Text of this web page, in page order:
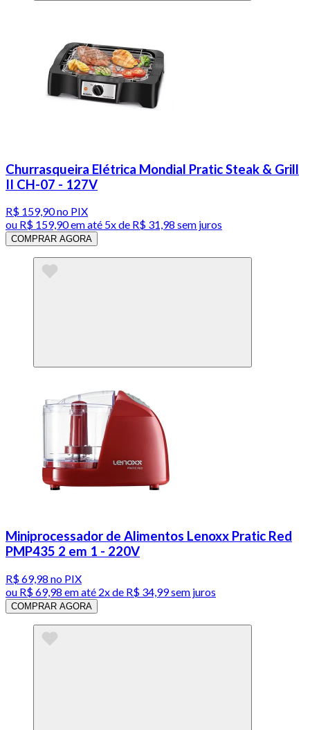
Churrasqueira Elétrica Mondial Pratic Steak & Grill
II CH-07 - 127V
R$ 159,90no PIX
ou R$ 159,90em até 5x de R$ 31,98 sem juros
COMPRAR AGORA
Miniprocessador de Alimentos Lenoxx Pratic Red
PMP435 2 em 1 - 220V
R$ 69,98 no PIX
ou R$ 69,98 em até 2x de R$ 34,99 sem juros
COMPRAR AGORA